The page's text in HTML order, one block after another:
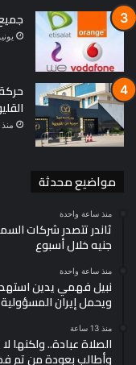
يونيو 11,
منذ 4 أيام
مواضيع محدثة
منذ ساعة واحدة
جنيه خلال أسبوع
منذ ساعة واحدة
نبيل فهمي يدين
ويحمل إيران المسؤولية
منذ 13 ساعة
الصلاة عبادة.. ولكنها
وأطالب بعودة من تم